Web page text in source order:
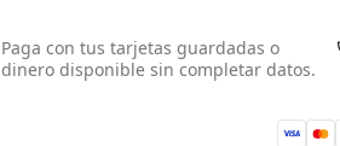
Paga con tus tarjetas guardadas o
dinero disponible sin completar datos.